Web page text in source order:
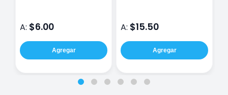
A: $6.00
Agregar
A: $15.50
Agregar